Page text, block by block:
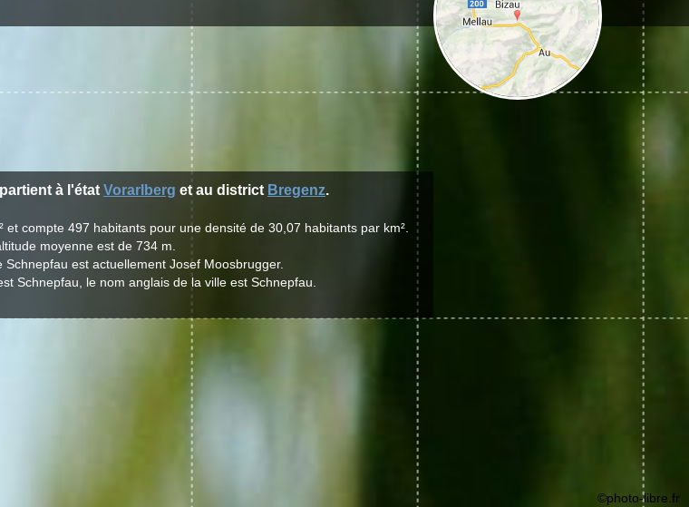
à l'état Vorarlberg et au district Bregenz.
compte 497 habitants pour une densité de 30,07 habitants par km².
moyenne est de 734 m.
Schnepfau est actuellement Josef Moosbrugger.
Schnepfau, le nom anglais de la ville est Schnepfau.
©photo-libre.fr